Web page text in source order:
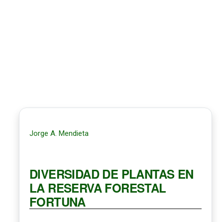
Jorge A. Mendieta
DIVERSIDAD DE PLANTAS EN
LA RESERVA FORESTAL
FORTUNA